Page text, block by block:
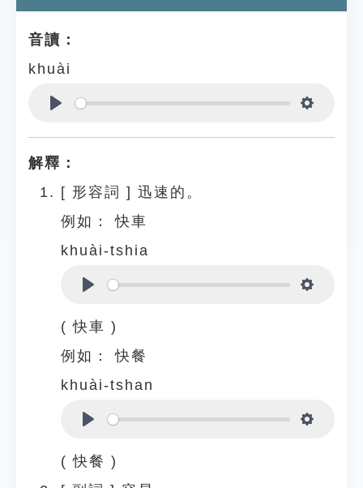
音讀：
khuài
解釋：
[ 形容詞 ] 迅速的。
例如：
快車
khuài-tshia
( 快車 )
例如：
快餐
khuài-tshan
( 快餐 )